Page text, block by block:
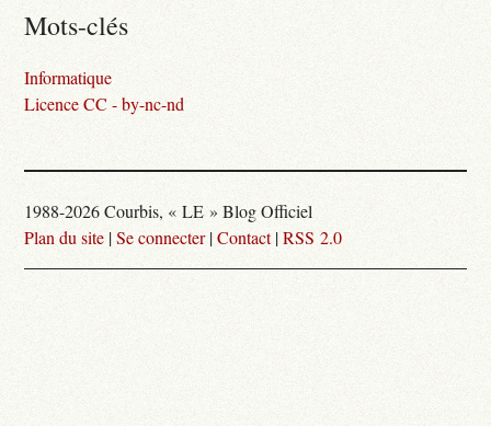
Mots-clés
Informatique
Licence CC - by-nc-nd
1988-2026 Courbis, « LE » Blog Officiel
Plan du site |Se connecter|Contact|RSS 2.0